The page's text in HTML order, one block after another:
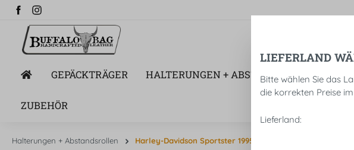
GEPÄCKTRÄGER HALTERUNGEN + ABSTANDSROLLEN
ZUBEHÖR
Halterungen + Abstandsrollen Harley-Davidson Sportster 1995-2021
LIEFERLAND
Bitte wählen Sie das
die korrekten Preise
Lieferland: